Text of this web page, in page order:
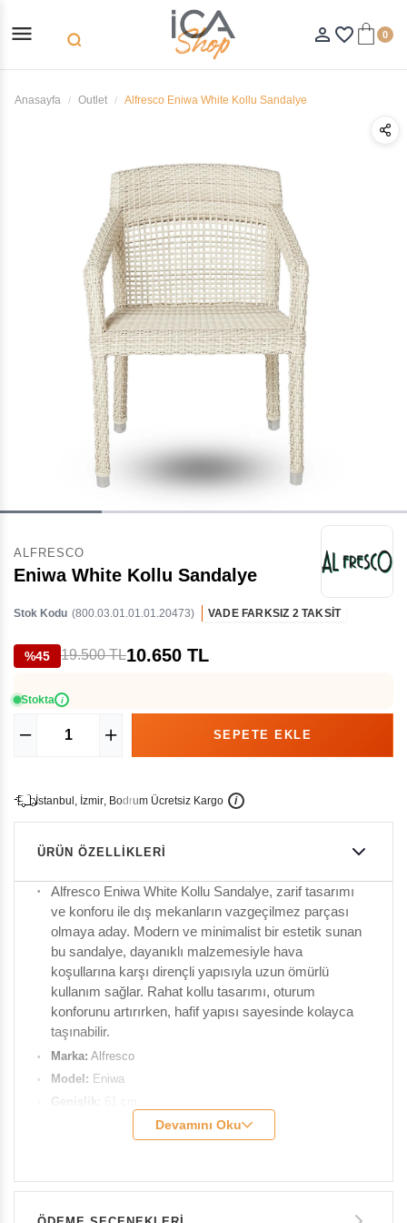
menu search person_outline favorite_border 0
Anasayfa Outlet Alfresco Eniwa White Kollu Sandalye
ALFRESCO
Eniwa White Kollu Sandalye
Stok Kodu (800.03.01.01.01.20473) VADE FARKSIZ 2 TAKSİT
%45 19.500 TL10.650 TL
Stokta i
İstanbu , İzmir, Bodrum Ücretsiz Kargo i
ÜRÜN ÖZELLIKLERI
Alfresco Eniwa White Kollu Sandalye, zarif tasarımı
ve konforu ile dış mekanların vazgeçilmez parçası
olmaya aday. Modern ve minimalist bir estetik sunan
bu sandalye, dayanıklı malzemesiyle hava
koşullarına karşı dirençli yapısıyla uzun ömürlü
kullanım sağlar. Rahat kollu tasarımı, oturum
konforunu artırırken, hafif yapısı sayesinde kolayca
taşınabilir.
Marka: Alfresco
Model: Eniwa
Genişlik:
Ağırlık:5,5 kg
Renk:White
Devamını Oku